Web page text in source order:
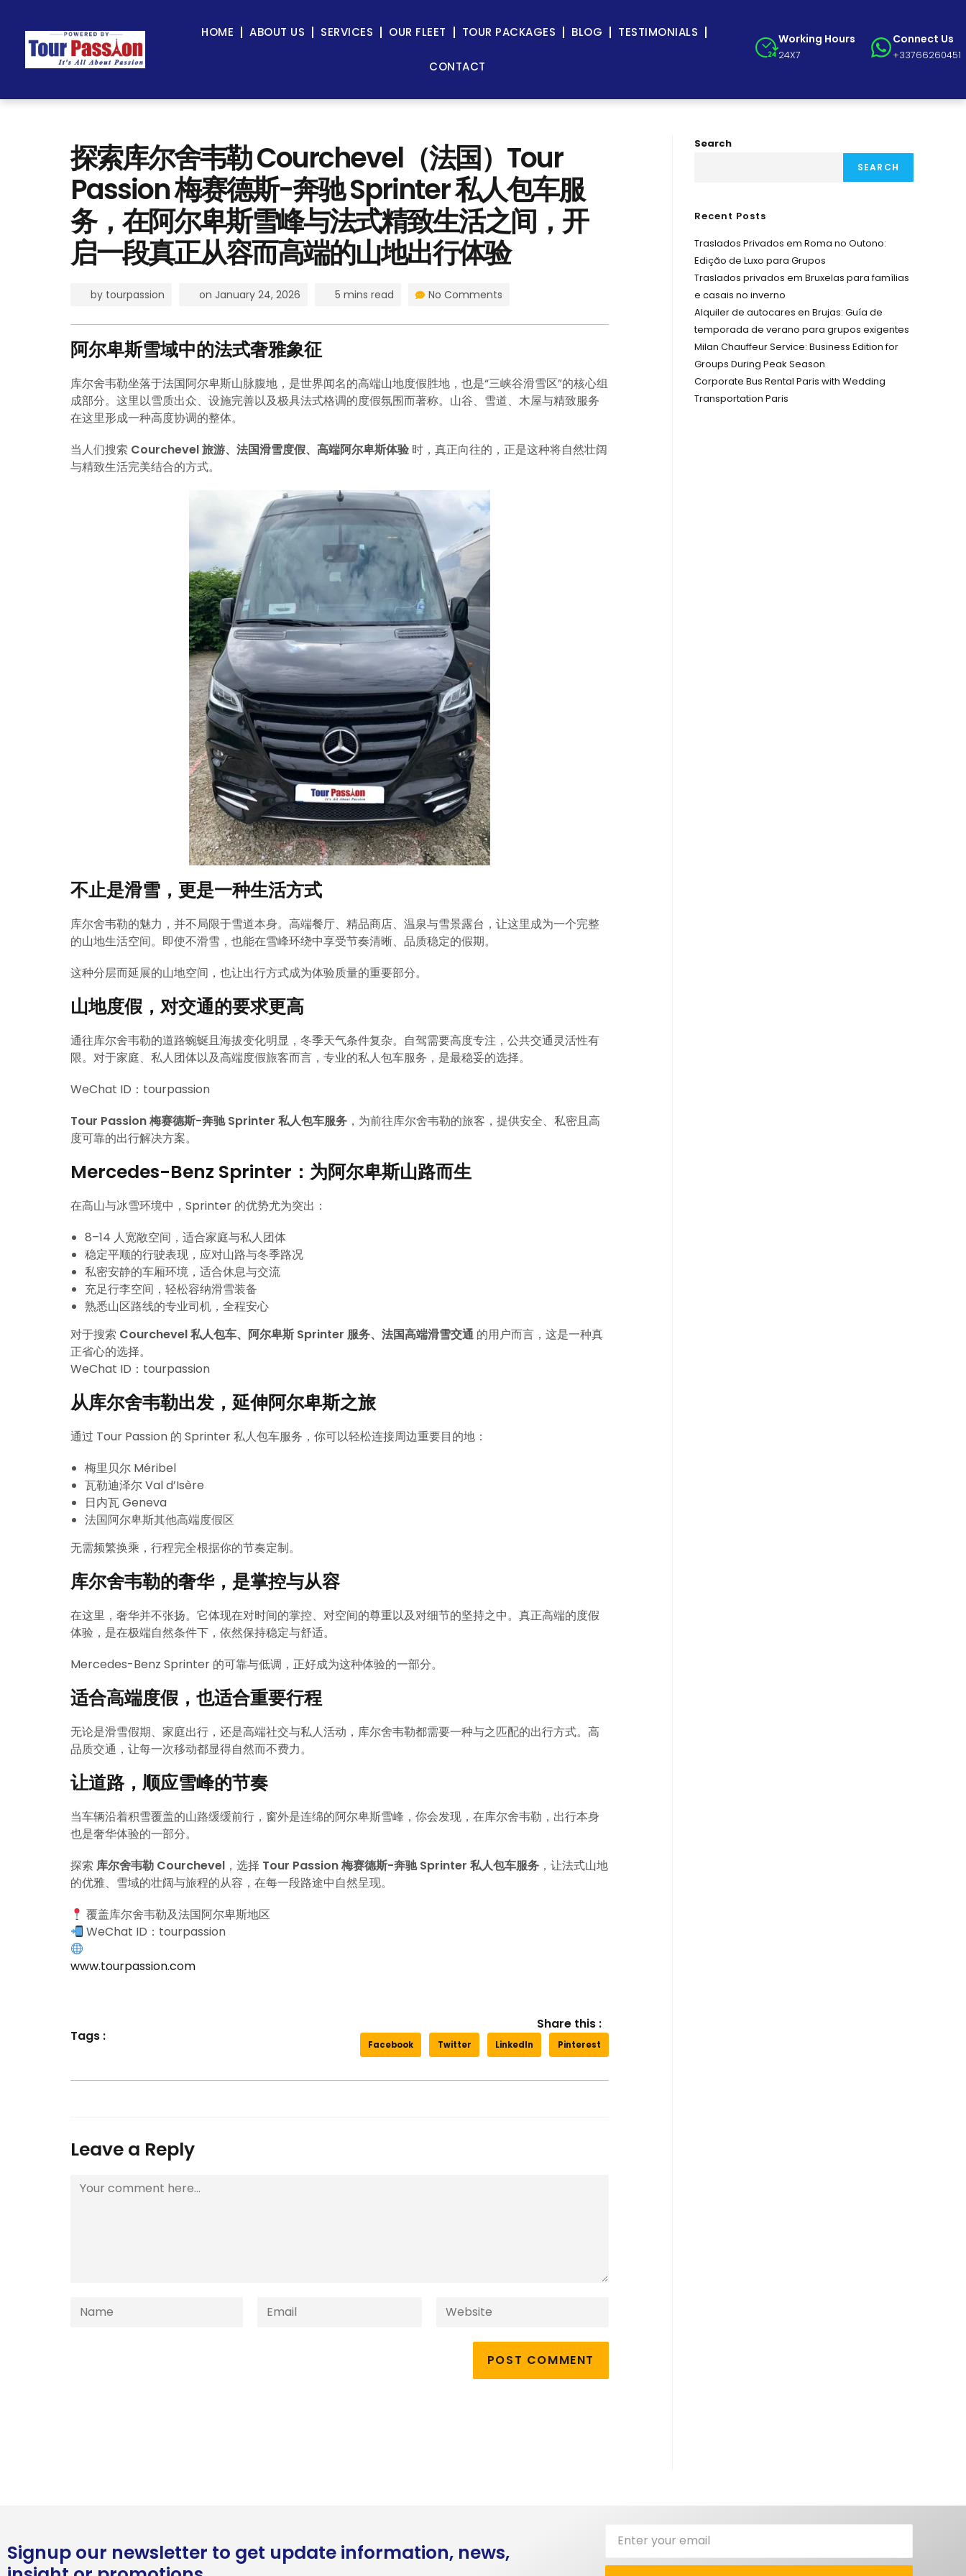
HOME ABOUT US SERVICES OUR FLEET TOUR PACKAGES BLOG TESTIMONIALS
CONTACT
Working Hours
24X7
Connect Us
+33766260451
探索库尔舍韦勒 Courchevel（法国）Tour
Passion 梅赛德斯-奔驰 Sprinter 私人包车服
务，在阿尔卑斯雪峰与法式精致生活之间，开
启一段真正从容而高端的山地出行体验
by tourpassion on January 24, 2026 5 mins read No Comments
阿尔卑斯雪域中的法式奢雅象征
库尔舍韦勒坐落于法国阿尔卑斯山脉腹地，是世界闻名的高端山地度假胜地，也是“三峡谷滑雪区”的核心组
成部分。这里以雪质出众、设施完善以及极具法式格调的度假氛围而著称。山谷、雪道、木屋与精致服务
在这里形成一种高度协调的整体。
当人们搜索 Courchevel 旅游、法国滑雪度假、高端阿尔卑斯体验 时，真正向往的，正是这种将自然壮阔
与精致生活完美结合的方式。
不止是滑雪，更是一种生活方式
库尔舍韦勒的魅力，并不局限于雪道本身。高端餐厅、精品商店、温泉与雪景露台，让这里成为一个完整
的山地生活空间。即使不滑雪，也能在雪峰环绕中享受节奏清晰、品质稳定的假期。
这种分层而延展的山地空间，也让出行方式成为体验质量的重要部分。
山地度假，对交通的要求更高
通往库尔舍韦勒的道路蜿蜒且海拔变化明显，冬季天气条件复杂。自驾需要高度专注，公共交通灵活性有
限。对于家庭、私人团体以及高端度假旅客而言，专业的私人包车服务，是最稳妥的选择。
WeChat ID：tourpassion
Tour Passion 梅赛德斯-奔驰 Sprinter 私人包车服务 ，为前往库尔舍韦勒的旅客，提供安全、私密且高
度可靠的出行解决方案。
Mercedes-Benz Sprinter：为阿尔卑斯山路而生
在高山与冰雪环境中，Sprinter 的优势尤为突出：
8–14 人宽敞空间，适合家庭与私人团体
稳定平顺的行驶表现，应对山路与冬季路况
私密安静的车厢环境，适合休息与交流
充足行李空间，轻松容纳滑雪装备
熟悉山区路线的专业司机，全程安心
对于搜索 Courchevel 私人包车、阿尔卑斯 Sprinter 服务、法国高端滑雪交通 的用户而言，这是一种真
正省心的选择。
WeChat ID：tourpassion
从库尔舍韦勒出发，延伸阿尔卑斯之旅
通过 Tour Passion 的 Sprinter 私人包车服务，你可以轻松连接周边重要目的地：
梅里贝尔 Méribel
瓦勒迪泽尔 Val d’Isère
日内瓦 Geneva
法国阿尔卑斯其他高端度假区
无需频繁换乘，行程完全根据你的节奏定制。
库尔舍韦勒的奢华，是掌控与从容
在这里，奢华并不张扬。它体现在对时间的掌控、对空间的尊重以及对细节的坚持之中。真正高端的度假
体验，是在极端自然条件下，依然保持稳定与舒适。
Mercedes-Benz Sprinter 的可靠与低调，正好成为这种体验的一部分。
适合高端度假，也适合重要行程
无论是滑雪假期、家庭出行，还是高端社交与私人活动，库尔舍韦勒都需要一种与之匹配的出行方式。高
品质交通，让每一次移动都显得自然而不费力。
让道路，顺应雪峰的节奏
当车辆沿着积雪覆盖的山路缓缓前行，窗外是连绵的阿尔卑斯雪峰，你会发现，在库尔舍韦勒，出行本身
也是奢华体验的一部分。
探索 库尔舍韦勒 Courchevel ，选择 Tour Passion 梅赛德斯-奔驰 Sprinter 私人包车服务 ，让法式山地
的优雅、雪域的壮阔与旅程的从容，在每一段路途中自然呈现。
覆盖库尔舍韦勒及法国阿尔卑斯地区
WeChat ID：tourpassion
www.tourpassion.com
Tags :
Share this :
Facebook Twitter LinkedIn Pinterest
Leave a Reply
Search
SEARCH
Recent Posts
Traslados Privados em Roma no Outono:
Edição de Luxo para Grupos
Traslados privados em Bruxelas para famílias
e casais no inverno
Alquiler de autocares en Brujas: Guía de
temporada de verano para grupos exigentes
Milan Chauffeur Service: Business Edition for
Groups During Peak Season
Corporate Bus Rental Paris with Wedding
Transportation Paris
Signup our newsletter to get update information, news,